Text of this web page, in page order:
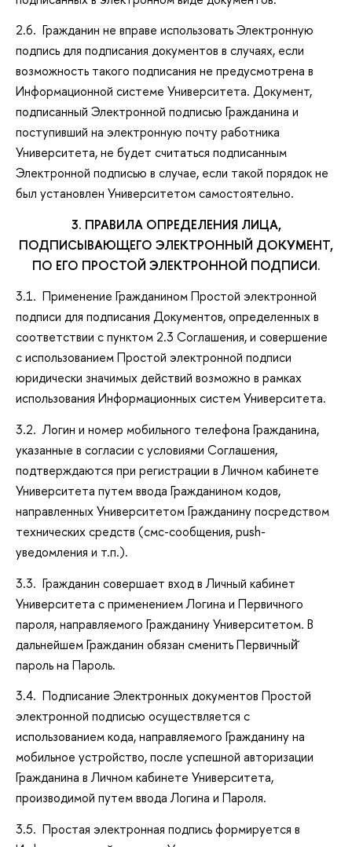
2.6. Гражданин не вправе использовать Электронную
подпись для подписания документов в случаях, если
возможность такого подписания не предусмотрена в
Информационной системе Университета. Документ,
подписанный Электронной подписью Гражданина и
поступивший на электронную почту работника
Университета, не будет считаться подписанным
Электронной подписью в случае, если такой порядок не
был установлен Университетом самостоятельно.
3. ПРАВИЛА ОПРЕДЕЛЕНИЯ ЛИЦА,
ПОДПИСЫВАЮЩЕГО ЭЛЕКТРОННЫЙ ДОКУМЕНТ,
ПО ЕГО ПРОСТОЙ ЭЛЕКТРОННОЙ ПОДПИСИ.
3.1. Применение Гражданином Простой электронной
подписи для подписания Документов, определенных в
соответствии с пунктом 2.3 Соглашения, и совершение
с использованием Простой электронной подписи
юридически значимых действий возможно в рамках
использования Информационных систем Университета.
3.2. Логин и номер мобильного телефона Гражданина,
указанные в согласии с условиями Соглашения,
подтверждаются при регистрации в Личном кабинете
Университета путем ввода Гражданином кодов,
направленных Университетом Гражданину посредством
технических средств (смс-сообщения, push-
уведомления и т.п.).
3.3. Гражданин совершает вход в Личный кабинет
Университета с применением Логина и Первичного
пароля, направляемого Гражданину Университетом. В
дальнейшем Гражданин обязан сменить Первичный̆
пароль на Пароль.
3.4. Подписание Электронных документов Простой
электронной подписью осуществляется с
использованием кода, направляемого Гражданину на
мобильное устройство, после успешной авторизации
Гражданина в Личном кабинете Университета,
производимой путем ввода Логина и Пароля.
3.5. Простая электронная подпись формируется в